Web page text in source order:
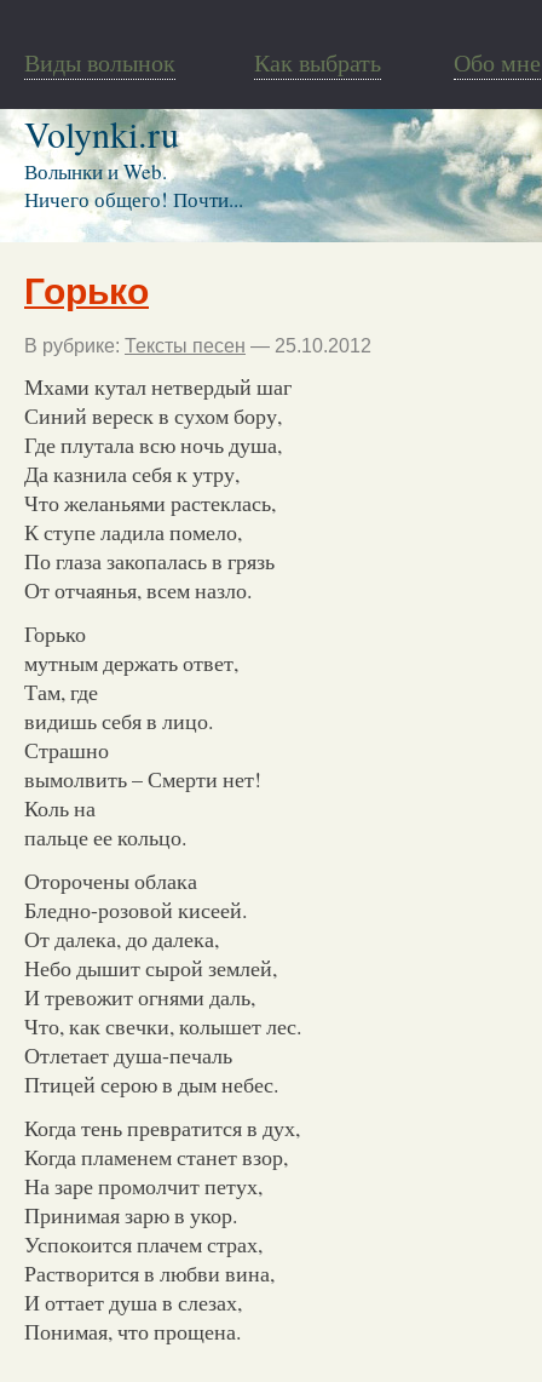
Виды волынок Как выбрать Обо мне
Volynki.ru
Волынки и Web.
Ничего общего! Почти...
Горько
В рубрике: Тексты песен — 25.10.2012
Мхами кутал нетвердый шаг
Синий вереск в сухом бору,
Где плутала всю ночь душа,
Да казнила себя к утру,
Что желаньями растеклась,
К ступе ладила помело,
По глаза закопалась в грязь
От отчаянья, всем назло.
Горько
мутным держать ответ,
Там, где
видишь себя в лицо.
Страшно
вымолвить – Смерти нет!
Коль на
пальце ее кольцо.
Оторочены облака
Бледно-розовой кисеей.
От далека, до далека,
Небо дышит сырой землей,
И тревожит огнями даль,
Что, как свечки, колышет лес.
Отлетает душа-печаль
Птицей серою в дым небес.
Когда тень превратится в дух,
Когда пламенем станет взор,
На заре промолчит петух,
Принимая зарю в укор.
Успокоится плачем страх,
Растворится в любви вина,
И оттает душа в слезах,
Понимая, что прощена.